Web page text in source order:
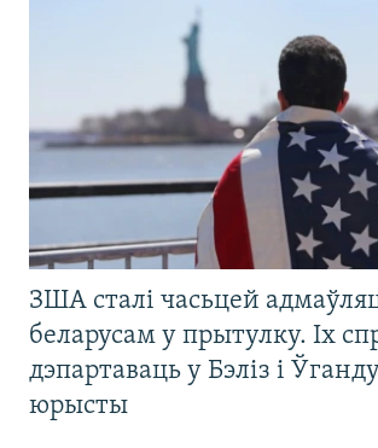
ЗША сталі часьцей
беларусам у прытулку. Іх
дэпартаваць у Бэліз і
юрысты